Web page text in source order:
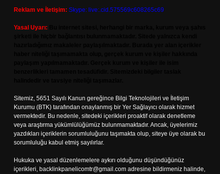
Reklam ve İletişim: Skype: live:.cid.575569c608265c69
Yasal Uyarı:
Sitemiz, 5651 Sayılı Kanun gereğince Bilgi Teknolojileri ve İletişim
Kurumu (BTK) tarafından onaylanmış bir Yer Sağlayıcı olarak hizmet
vermektedir. Bu nedenle, sitedeki içerikleri proaktif olarak denetleme
veya araştırma yükümlülüğümüz bulunmamaktadır. Ancak, üyelerimiz
yazdıkları içeriklerin sorumluluğunu taşımakta olup, siteye üye olarak bu
sorumluluğu kabul etmiş sayılırlar.
Hukuka ve yasal düzenlemelere aykırı olduğunu düşündüğünüz
içerikleri, backlinkpanelicomtr@gmail.com adresine bildirmeniz halinde,